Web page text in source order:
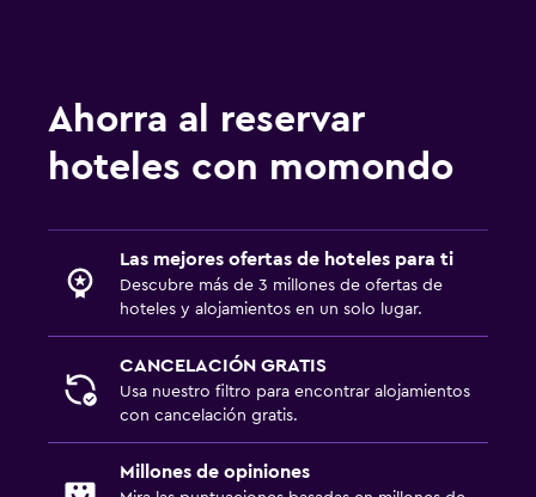
Gimnasio
Gimnasio
Masajes
Ahorra al reservar
hoteles con momondo
Las mejores ofertas de hoteles para ti
Descubre más de 3 millones de ofertas de
hoteles y alojamientos en un solo lugar.
CANCELACIÓN GRATIS
Usa nuestro filtro para encontrar alojamientos
con cancelación gratis.
Millones de opiniones